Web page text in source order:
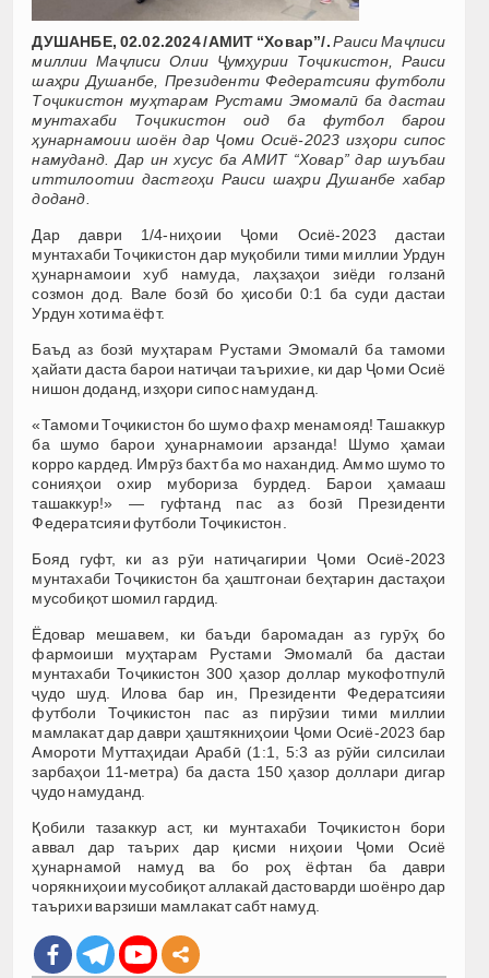
ДУШАНБЕ, 02.02.2024 /АМИТ “Ховар”/.Раиси Маҷлиси
миллии Маҷлиси Олии Ҷумҳурии Тоҷикистон, Раиси
шаҳри Душанбе, Президенти Федератсияи футболи
Тоҷикистон муҳтарам Рустами Эмомалӣ ба дастаи
мунтахаби Тоҷикистон оид ба футбол барои
ҳунарнамоии шоён дар Ҷоми Осиё-2023 изҳори сипос
намуданд. Дар ин хусус ба АМИТ “Ховар” дар шуъбаи
иттилоотии дастгоҳи Раиси шаҳри Душанбе хабар
доданд.
Дар даври 1/4-ниҳоии Ҷоми Осиё-2023 дастаи
мунтахаби Тоҷикистон дар муқобили тими миллии Урдун
ҳунарнамоии хуб намуда, лаҳзаҳои зиёди голзанӣ
созмон дод. Вале бозӣ бо ҳисоби 0:1 ба суди дастаи
Урдун хотима ёфт.
Баъд аз бозӣ муҳтарам Рустами Эмомалӣ ба тамоми
ҳайати даста барои натиҷаи таърихие, ки дар Ҷоми Осиё
нишон доданд, изҳори сипос намуданд.
«Тамоми Тоҷикистон бо шумо фахр менамояд! Ташаккур
ба шумо барои ҳунарнамоии арзанда! Шумо ҳамаи
корро кардед. Имрӯз бахт ба мо нахандид. Аммо шумо то
сонияҳои охир мубориза бурдед. Барои ҳамааш
ташаккур!» — гуфтанд пас аз бозӣ Президенти
Федератсияи футболи Тоҷикистон.
Бояд гуфт, ки аз рӯи натиҷагирии Ҷоми Осиё-2023
мунтахаби Тоҷикистон ба ҳаштгонаи беҳтарин дастаҳои
мусобиқот шомил гардид.
Ёдовар мешавем, ки баъди баромадан аз гурӯҳ бо
фармоиши муҳтарам Рустами Эмомалӣ ба дастаи
мунтахаби Тоҷикистон 300 ҳазор доллар мукофотпулӣ
ҷудо шуд. Илова бар ин, Президенти Федератсияи
футболи Тоҷикистон пас аз пирӯзии тими миллии
мамлакат дар даври ҳаштякниҳоии Ҷоми Осиё-2023 бар
Амороти Муттаҳидаи Арабӣ (1:1, 5:3 аз рӯйи силсилаи
зарбаҳои 11-метра) ба даста 150 ҳазор доллари дигар
ҷудо намуданд.
Қобили тазаккур аст, ки мунтахаби Тоҷикистон бори
аввал дар таърих дар қисми ниҳоии Ҷоми Осиё
ҳунарнамоӣ намуд ва бо роҳ ёфтан ба даври
чорякниҳоии мусобиқот аллакай дастоварди шоёнро дар
таърихи варзиши мамлакат сабт намуд.